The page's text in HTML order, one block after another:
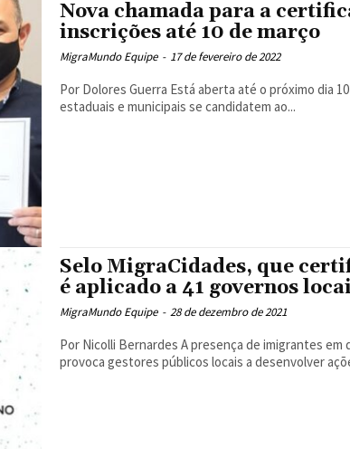
Nova chamada para a
inscrições até 10 de março
MigraMundo Equipe - 17 de fevereiro de 2022
Por Dolores Guerra Está aberta até o próximo dia 10 de março a chamada pública para que os governos
estaduais e municipais se candidatem ao...
Selo MigraCidades, que
é aplicado a 41 governos
MigraMundo Equipe - 28 de dezembro de 2021
Por Nicolli Bernardes A presença de imigrantes em diferentes regiões do Brasil tem sido um elemento que
provoca gestores públicos locais a desenvolver